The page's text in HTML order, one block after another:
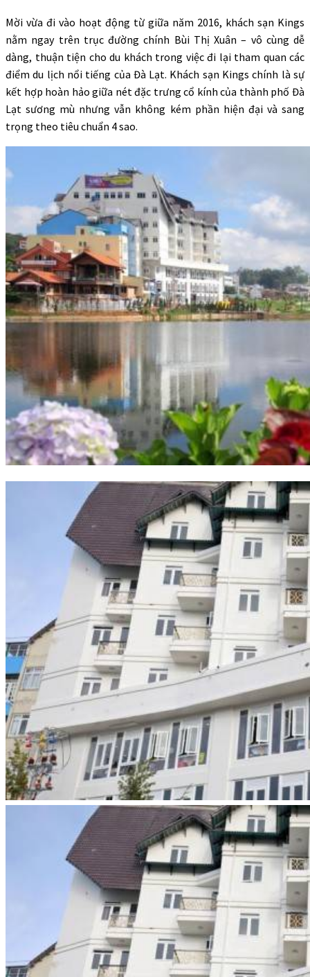
Mời vừa đi vào hoạt động từ giữa năm 2016, khách sạn Kings
nằm ngay trên trục đường chính Bùi Thị Xuân – vô cùng dễ
dàng, thuận tiện cho du khách trong việc đi lại tham quan các
điểm du lịch nổi tiếng của Đà Lạt. Khách sạn Kings chính là sự
kết hợp hoàn hảo giữa nét đặc trưng cổ kính của thành phố Đà
Lạt sương mù nhưng vẫn không kém phần hiện đại và sang
trọng theo tiêu chuẩn 4 sao.